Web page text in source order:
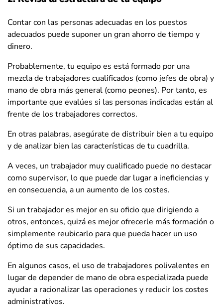
Contar con las personas adecuadas en los puestos
adecuados puede suponer un gran ahorro de tiempo y
dinero.
Probablemente, tu equipo es está formado por una
mezcla de trabajadores cualificados (como jefes de obra) y
mano de obra más general (como peones). Por tanto, es
importante que evalúes si las personas indicadas están al
frente de los trabajadores correctos.
En otras palabras, asegúrate de distribuir bien a tu equipo
y de analizar bien las características de tu cuadrilla.
A veces, un trabajador muy cualificado puede no destacar
como supervisor, lo que puede dar lugar a ineficiencias y
en consecuencia, a un aumento de los costes.
Si un trabajador es mejor en su oficio que dirigiendo a
otros, entonces, quizá es mejor ofrecerle más formación o
simplemente reubicarlo para que pueda hacer un uso
óptimo de sus capacidades.
En algunos casos, el uso de trabajadores polivalentes en
lugar de depender de mano de obra especializada puede
ayudar a racionalizar las operaciones y reducir los costes
administrativos.